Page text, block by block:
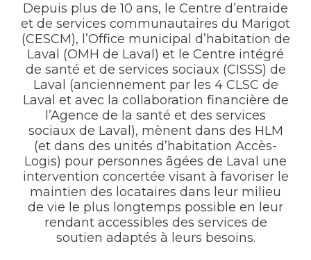
Depuis plus de 10 ans, le Centre d’entraide
et de services communautaires du Marigot
(CESCM), l’Office municipal d’habitation de
Laval (OMH de Laval) et le Centre intégré
de santé et de services sociaux (CISSS) de
Laval (anciennement par les 4 CLSC de
Laval et avec la collaboration financière de
l’Agence de la santé et des services
sociaux de Laval), mènent dans des HLM
(et dans des unités d’habitation Accès-
Logis) pour personnes âgées de Laval une
intervention concertée visant à favoriser le
maintien des locataires dans leur milieu
de vie le plus longtemps possible en leur
rendant accessibles des services de
soutien adaptés à leurs besoins.